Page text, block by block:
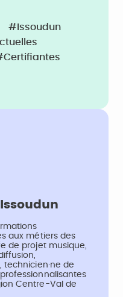
#Issoudun
aux métiers des
de projet musique,
technicien·ne de
Centre-Val de